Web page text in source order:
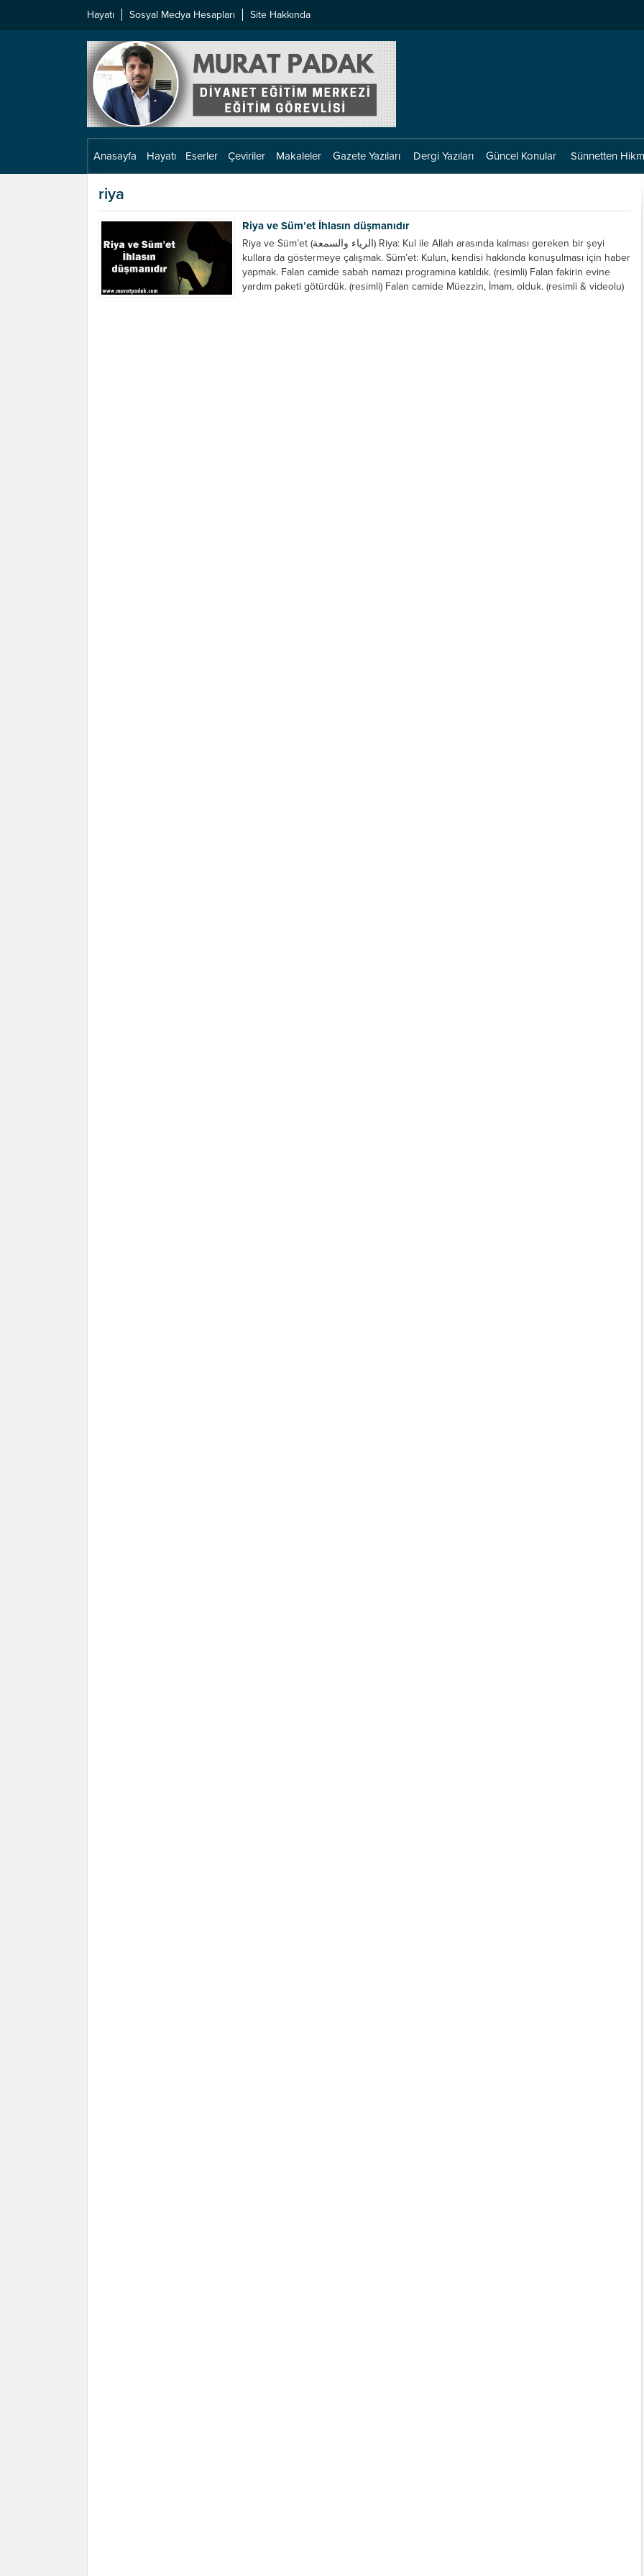
Hayatı Sosyal Medya Hesapları Site Hakkında
Anasayfa Hayatı Eserler Çeviriler Makaleler Gazete Yazıları Dergi Yazıları Güncel Konular Sünnetten
riya
Riya ve Süm’et İhlasın düşmanıdır
Riya ve Süm’et (الرياء والسمعة) Riya: Kul ile Allah arasında kalması gereken bir şeyi
kullara da göstermeye çalışmak. Süm’et: Kulun, kendisi hakkında konuşulması için haber
yapmak. Falan camide sabah namazı programına katıldık. (resimli) Falan fakirin evine
yardım paketi götürdük. (resimli) Falan camide Müezzin, İmam, olduk. (resimli & videolu)